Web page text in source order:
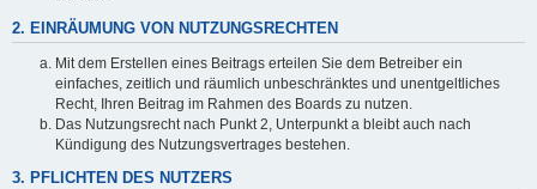
2. EINRÄUMUNG VON NUTZUNGSRECHTEN
Mit dem Erstellen eines Beitrags erteilen Sie dem Betreiber ein
einfaches, zeitlich und räumlich unbeschränktes und unentgeltliches
Recht, Ihren Beitrag im Rahmen des Boards zu nutzen.
Das Nutzungsrecht nach Punkt 2, Unterpunkt a bleibt auch nach
Kündigung des Nutzungsvertrages bestehen.
3. PFLICHTEN DES NUTZERS